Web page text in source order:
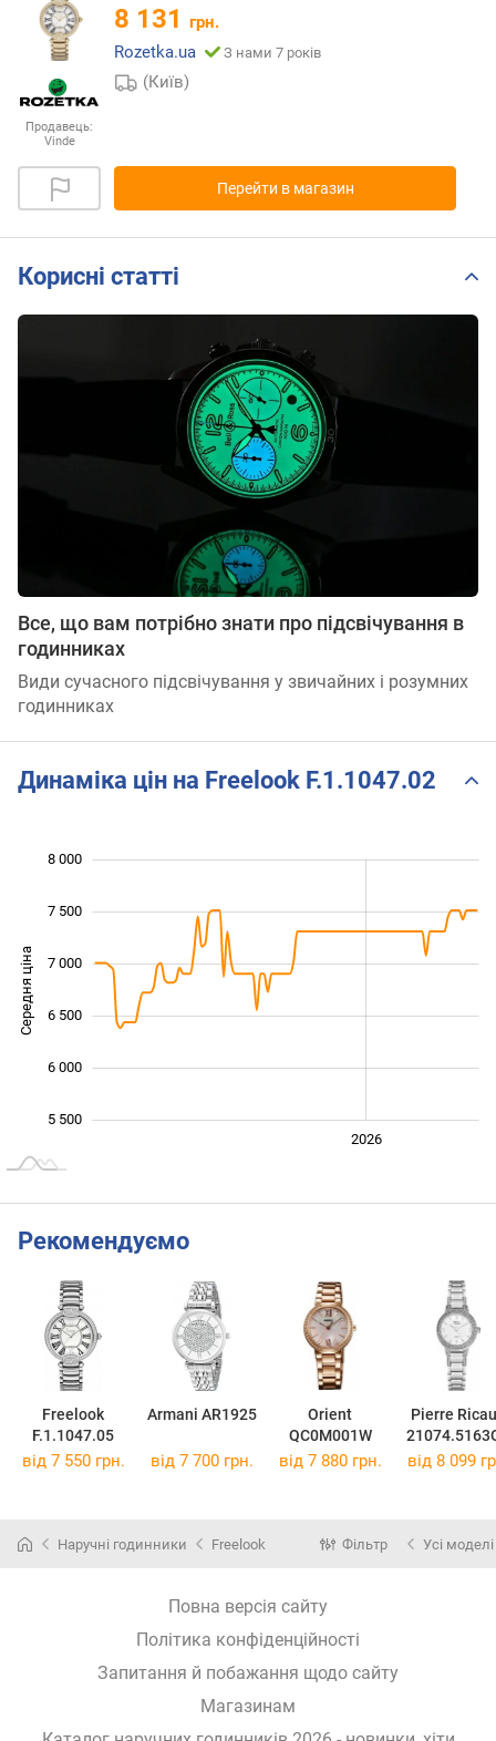
Продавець:
Vinde
8 131 грн.
Rozetka.ua
З нами 7 років
(Київ)
Перейти в магазин
Корисні статті
Все, що вам потрібно знати про підсвічування в
годинниках
Види сучасного підсвічування у звичайних і розумних
годинниках
Динаміка цін на Freelook F.1.1047.02
Середня ціна
5 500
6 000
6 500
7 000
7 500
8 000
2026
Рекомендуємо
Freelook
F.1.1047.05
Armani AR1925
Orient
QC0M001W
Pierre
від 7 550 грн. від 7 700 грн. від 7 880 грн. від 8 099
Наручні годинники Freelook Фільтр Усі моделі
Повна версія сайту
Політика конфіденційності
Запитання й побажання щодо сайту
Магазинам